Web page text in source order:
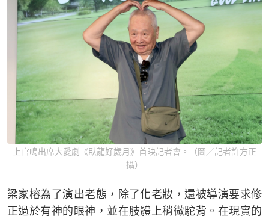
上官鳴出席大愛劇《臥龍好歲月》首映記者會。（圖／記者許方正
攝）
梁家榕為了演出老態，除了化老妝，還被導演要求修
正過於有神的眼神，並在肢體上稍微駝背。在現實的